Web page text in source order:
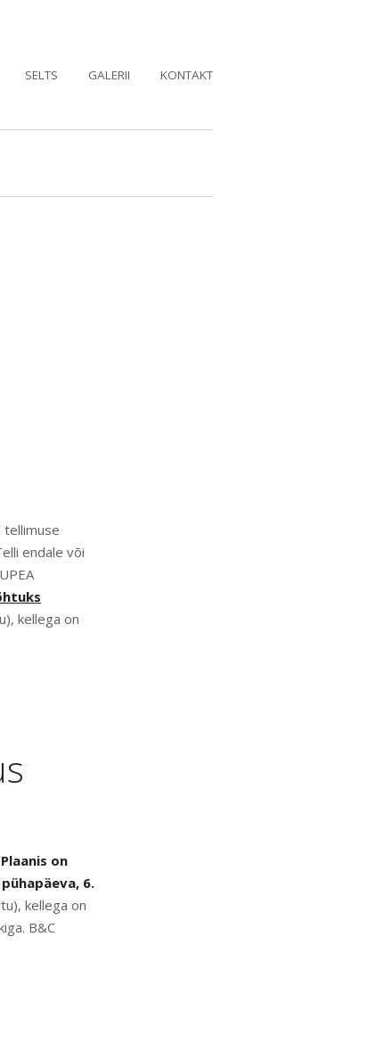
SELTS GALERII KONTAKT
tellimuse
endale või
kellega on
Plaanis on
6.
kellega on
B&C